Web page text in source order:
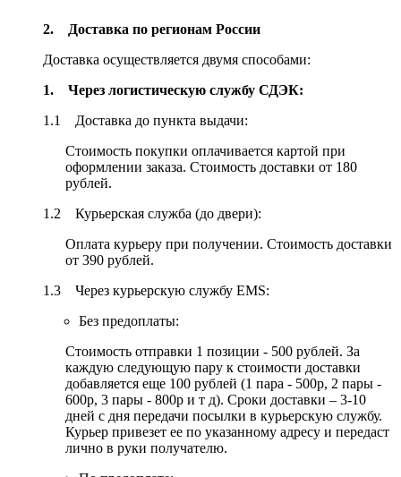
2. Доставка по регионам России
Доставка осуществляется двумя способами:
1. Через логистическую службу СДЭК:
1.1 Доставка до пункта выдачи:
Стоимость покупки оплачивается картой при
оформлении заказа. Стоимость доставки от 180
рублей.
1.2 Курьерская служба (до двери):
Оплата курьеру при получении. Стоимость доставки
от 390 рублей.
1.3 Через курьерскую службу EMS:
Без предоплаты:
Стоимость отправки 1 позиции - 500 рублей. За
каждую следующую пару к стоимости доставки
добавляется еще 100 рублей (1 пара - 500р, 2 пары -
600р, 3 пары - 800р и т д). Сроки доставки – 3-10
дней с дня передачи посылки в курьерскую службу.
Курьер привезет ее по указанному адресу и передаст
лично в руки получателю.